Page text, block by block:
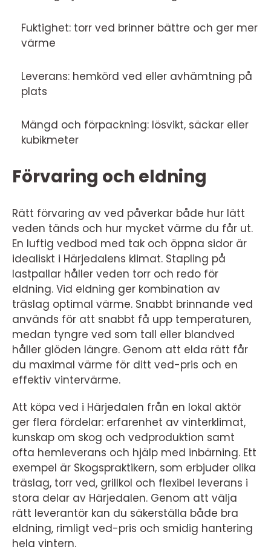
Fuktighet: torr ved brinner bättre och ger mer
värme
Leverans: hemkörd ved eller avhämtning på
plats
Mängd och förpackning: lösvikt, säckar eller
kubikmeter
Förvaring och eldning
Rätt förvaring av ved påverkar både hur lätt
veden tänds och hur mycket värme du får ut.
En luftig vedbod med tak och öppna sidor är
idealiskt i Härjedalens klimat. Stapling på
lastpallar håller veden torr och redo för
eldning. Vid eldning ger kombination av
träslag optimal värme. Snabbt brinnande ved
används för att snabbt få upp temperaturen,
medan tyngre ved som tall eller blandved
håller glöden längre. Genom att elda rätt får
du maximal värme för ditt ved-pris och en
effektiv vintervärme.
Att köpa ved i Härjedalen från en lokal aktör
ger flera fördelar: erfarenhet av vinterklimat,
kunskap om skog och vedproduktion samt
ofta hemleverans och hjälp med inbärning. Ett
exempel är Skogspraktikern, som erbjuder olika
träslag, torr ved, grillkol och flexibel leverans i
stora delar av Härjedalen. Genom att välja
rätt leverantör kan du säkerställa både bra
eldning, rimligt ved-pris och smidig hantering
hela vintern.